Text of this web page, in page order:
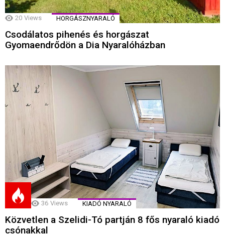
20 Views HORGÁSZNYARALÓ
Csodálatos pihenés és horgászat
Gyomaendrődön a Dia Nyaralóházban
36 Views KIADÓ NYARALÓ
Közvetlen a Szelidi-Tó partján 8 fős nyaraló kiadó
csónakkal